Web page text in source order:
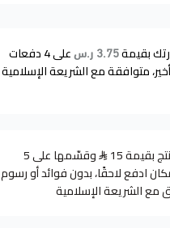
بقيمة3.75 ر.س على4دفعات
متوافقة مع الشريعة الإسلامية
بقيمة 15
وقسّمها على 5
ادفع لاحقًا، بدون فوائد أو رسوم
مع الشريعة الإسلامية